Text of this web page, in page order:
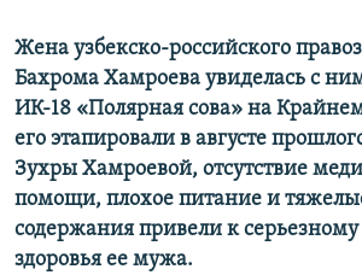
Жена узбекско-российского
Бахрома Хамроева увиделась с
ИК-18 «Полярная сова» на
его этапировали в августе
Зухры Хамроевой, отсутствие
помощи, плохое питание и
содержания привели к
здоровья ее мужа.